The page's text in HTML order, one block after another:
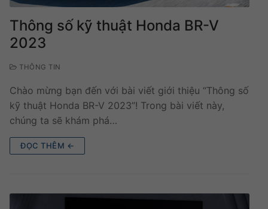
Thông số kỹ thuật Honda BR-V
2023
THÔNG TIN
Chào mừng bạn đến với bài viết giới thiệu “Thông số
kỹ thuật Honda BR-V 2023”! Trong bài viết này,
chúng ta sẽ khám phá…
ĐỌC THÊM ←